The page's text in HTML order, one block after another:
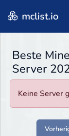
mclist.io
Beste
Server
Keine Server